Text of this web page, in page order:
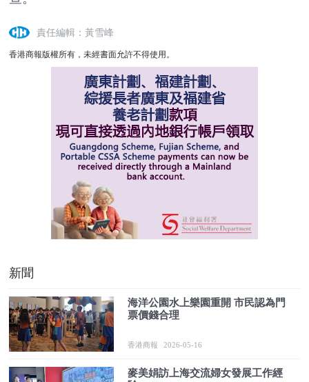
責任編輯：黃雪峰
香港商報版權所有，未經書面允許不得使用。
新聞
海洋公園水上樂園重開 市民認為門
票價錢合理
香港商報 2026-05-16
麥美娟訪上海交流婦女發展工作經